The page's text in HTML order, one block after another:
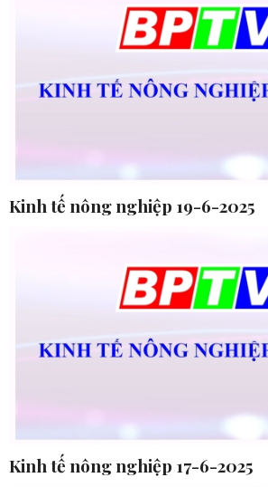
Kinh tế nông nghiệp 19-6-2025
Kinh tế nông nghiệp 17-6-2025